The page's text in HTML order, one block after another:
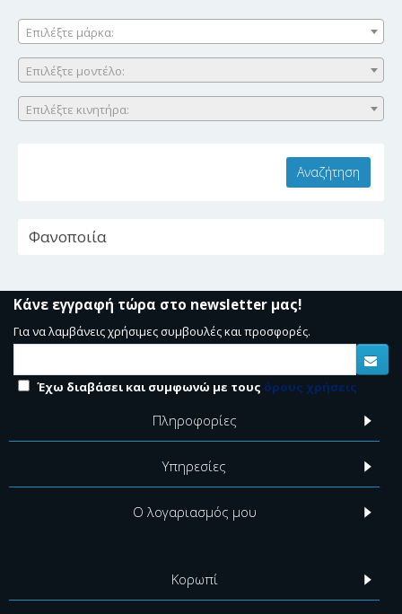
Επιλέξτε μάρκα:
Επιλέξτε μοντέλο:
Επιλέξτε κινητήρα:
Φανοποιία
Κάνε εγγραφή τώρα στο newsletter μας!
Για να λαμβάνεις χρήσιμες συμβουλές και προσφορές.
Έχω διαβάσει και συμφωνώ με τους όρους χρήσεις
Πληροφορίες
Υπηρεσίες
Ο λογαριασμός μου
Κορωπί